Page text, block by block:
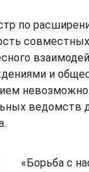
по
и
ведомств
«Борьба с